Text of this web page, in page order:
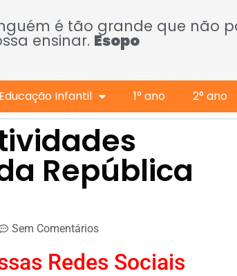
é tão grande que não
ensinar. Esopo
Educação Infantil 1° ano 2° ano
República
Sem Comentários
Redes Sociais